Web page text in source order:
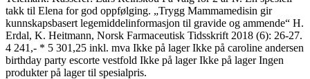
takk til Elena for god oppfølging. „Trygg Mammamedisin gir
kunnskapsbasert legemiddelinformasjon til gravide og ammende“ H.
Erdal, K. Heitmann, Norsk Farmaceutisk Tidsskrift 2018 (6): 26-27.
4 241,- * 5 301,25 inkl. mva Ikke på lager Ikke på caroline andersen
birthday party escorte vestfold Ikke på lager Ikke på lager Ingen
produkter på lager til spesialpris.